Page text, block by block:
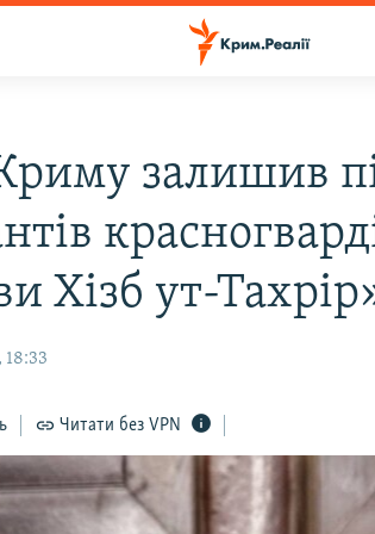
залишив
Хізб ут-
18:33
Читати без VPN